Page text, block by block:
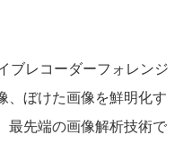
ブレコーダーフォレンジ
、ぼけた画像を鮮明化す
最先端の画像解析技術で